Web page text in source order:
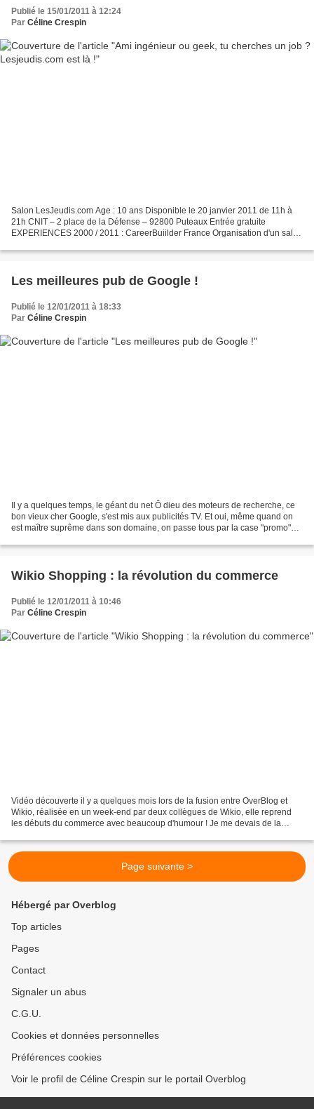
Publié le 15/01/2011 à 12:24
Par Céline Crespin
Salon LesJeudis.com Age : 10 ans Disponible le 20 janvier 2011 de 11h à
21h CNIT – 2 place de la Défense – 92800 Puteaux Entrée gratuite
EXPERIENCES 2000 / 2011 : CareerBuiilder France Organisation d'un salon
Les meilleures pub de Google !
Publié le 12/01/2011 à 18:33
Par Céline Crespin
Il y a quelques temps, le géant du net Ô dieu des moteurs de recherche, ce
bon vieux cher Google, s'est mis aux publicités TV. Et oui, même quand on
est maître suprême dans son domaine, on passe tous par la case "promo"
Wikio Shopping : la révolution du commerce
Publié le 12/01/2011 à 10:46
Par Céline Crespin
Vidéo découverte il y a quelques mois lors de la fusion entre OverBlog et
Wikio, réalisée en un week-end par deux collègues de Wikio, elle reprend
les débuts du commerce avec beaucoup d'humour ! Je me devais de la
Page suivante >
Hébergé par Overblog
Top articles
Pages
Contact
Signaler un abus
C.G.U.
Cookies et données personnelles
Préférences cookies
Voir le profil de Céline Crespin sur le portail Overblog